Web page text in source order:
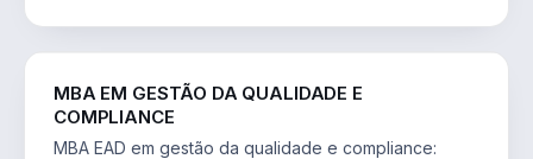
MBA EM GESTÃO DA QUALIDADE E
COMPLIANCE
MBA EAD em gestão da qualidade e compliance: